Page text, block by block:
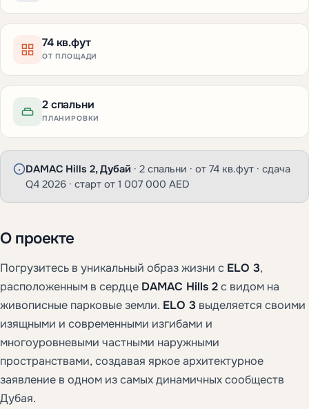
74 кв.фут
ОТ ПЛОЩАДИ
2 спальни
ПЛАНИРОВКИ
DAMAC Hills 2, Дубай · 2 спальни · от 74 кв.фут · сдача
Q4 2026 · старт от 1 007 000 AED
О проекте
Погрузитесь в уникальный образ жизни с ELO 3,
расположенным в сердце DAMAC Hills 2с видом на
живописные парковые земли. ELO 3 выделяется своими
изящными и современными изгибами и
многоуровневыми частными наружными
пространствами, создавая яркое архитектурное
заявление в одном из самых динамичных сообществ
Дубая.